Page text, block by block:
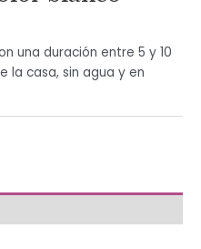
una duración entre 5 y 10
la casa, sin agua y en